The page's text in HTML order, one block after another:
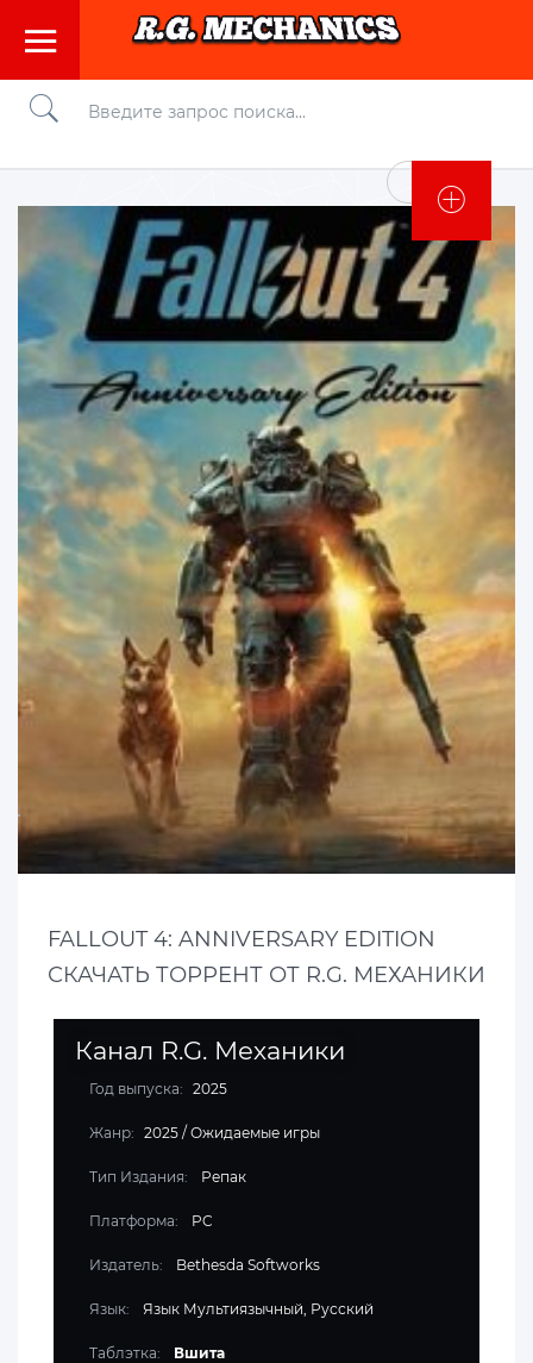
Войти
FALLOUT 4: ANNIVERSARY EDITION
СКАЧАТЬ ТОРРЕНТ ОТ R.G. МЕХАНИКИ
Канал R.G. Механики
Год выпуска: 2025
Жанр: 2025 / Ожидаемые игры
Тип Издания: Репак
Платформа: PC
Издатель: Bethesda Softworks
Язык: Язык Мультиязычный, Русский
Таблэтка: Вшита